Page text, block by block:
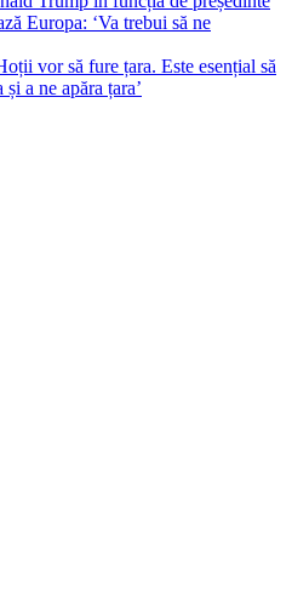
Europa: ‘Va trebui să ne
vor să fure țara. Este esențial să
a ne apăra țara’